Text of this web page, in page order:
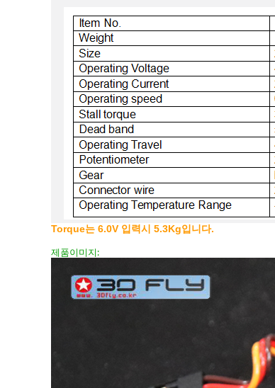
Torque는 6.0V 입력시 5.3Kg입니다.
제품이미지: